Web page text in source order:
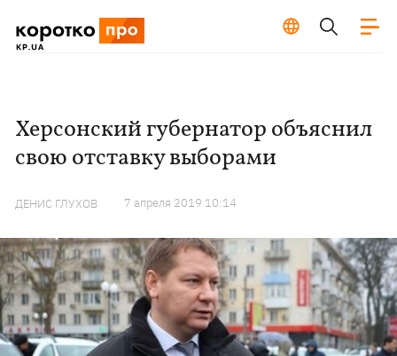
Херсонский губернатор объяснил
свою отставку выборами
ДЕНИС ГЛУХОВ 7 апреля 2019 10:14